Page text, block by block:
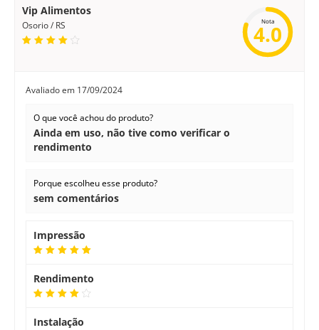
Vip Alimentos
Osorio / RS Nota
4.0
Avaliado em 17/09/2024
O que você achou do produto?
Ainda em uso, não tive como verificar o
rendimento
Porque escolheu esse produto?
sem comentários
Impressão
Rendimento
Instalação